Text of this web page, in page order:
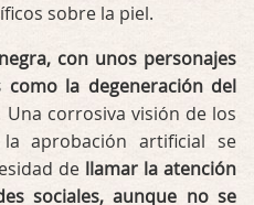
sobre la piel.
con unos personajes
la degeneración del
Una corrosiva visión de los
aprobación artificial se
de llamar la atención
sociales, aunque no se